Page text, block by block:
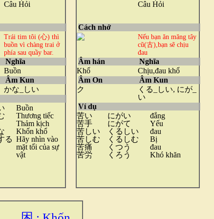
Câu Hỏi
Trái tim tôi (心) thì
buồn vì chàng trai ở
phía sau quầy bar.
Nghĩa
Buồn
Âm Kun
かな_しい
Buồn
Thương tiếc
Thảm kịch
Khốn khổ
る Hãy nhìn vào
mặt tối của sự
vật
Câu Hỏi
Cách nhớ
Nếu bạn ăn măng tây
cũ(古),bạn sẽ chịu
đau
Âm hán
Khổ
Nghĩa
Chịu,đau khổ
Âm On
ク
Âm Kun
くる_しい, にが_
い
Ví dụ
苦い
にがい
đắng
苦手
にがて
Yếu
苦しい
くるしい
đau
苦しむ
くるしむ
Bị
苦痛
くつう
đau
苦労
くろう Khó khăn